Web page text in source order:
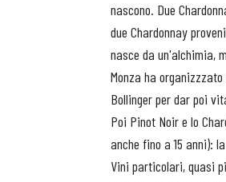
nascono. Due
due Chardonnay
nasce da un'alchimia,
Monza ha
Bollinger per dar poi
Poi Pinot Noir e lo
anche fino a 15 anni):
Vini particolari, quasi